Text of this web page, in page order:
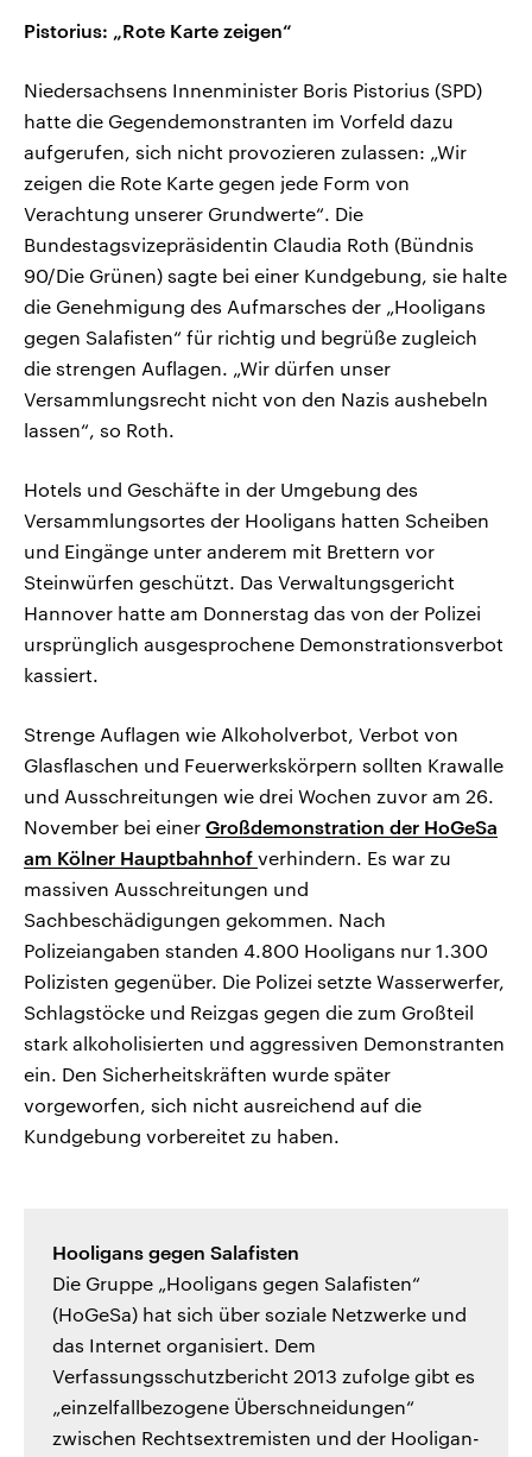
Pistorius: „Rote Karte zeigen“
Niedersachsens Innenminister Boris Pistorius (SPD)
hatte die Gegendemonstranten im Vorfeld dazu
aufgerufen, sich nicht provozieren zulassen: „Wir
zeigen die Rote Karte gegen jede Form von
Verachtung unserer Grundwerte“. Die
Bundestagsvizepräsidentin Claudia Roth (Bündnis
90/Die Grünen) sagte bei einer Kundgebung, sie halte
die Genehmigung des Aufmarsches der „Hooligans
gegen Salafisten“ für richtig und begrüße zugleich
die strengen Auflagen. „Wir dürfen unser
Versammlungsrecht nicht von den Nazis aushebeln
lassen“, so Roth.
Hotels und Geschäfte in der Umgebung des
Versammlungsortes der Hooligans hatten Scheiben
und Eingänge unter anderem mit Brettern vor
Steinwürfen geschützt. Das Verwaltungsgericht
Hannover hatte am Donnerstag das von der Polizei
ursprünglich ausgesprochene Demonstrationsverbot
kassiert.
Strenge Auflagen wie Alkoholverbot, Verbot von
Glasflaschen und Feuerwerkskörpern sollten Krawalle
und Ausschreitungen wie drei Wochen zuvor am 26.
November bei einer Großdemonstration der HoGeSa
am Kölner Hauptbahnhof verhindern. Es war zu
massiven Ausschreitungen und
Sachbeschädigungen gekommen. Nach
Polizeiangaben standen 4.800 Hooligans nur 1.300
Polizisten gegenüber. Die Polizei setzte Wasserwerfer,
Schlagstöcke und Reizgas gegen die zum Großteil
stark alkoholisierten und aggressiven Demonstranten
ein. Den Sicherheitskräften wurde später
vorgeworfen, sich nicht ausreichend auf die
Kundgebung vorbereitet zu haben.
Hooligans gegen Salafisten
Die Gruppe „Hooligans gegen Salafisten“
(HoGeSa) hat sich über soziale Netzwerke und
das Internet organisiert. Dem
Verfassungsschutzbericht 2013 zufolge gibt es
„einzelfallbezogene Überschneidungen“
zwischen Rechtsextremisten und der Hooligan-